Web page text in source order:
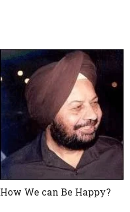
How We can Be Happy?